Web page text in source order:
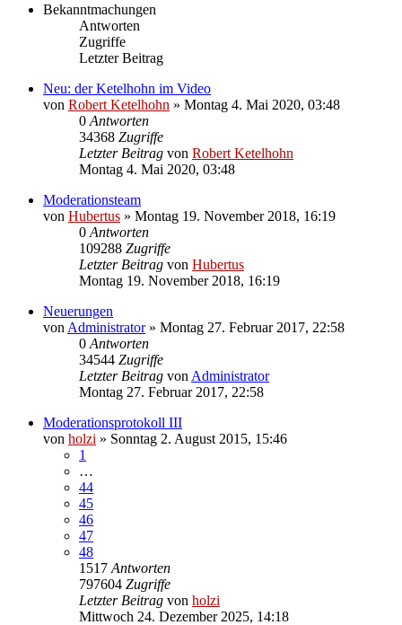
Bekanntmachungen
Antworten
Zugriffe
Letzter Beitrag
Neu: der Ketelhohn im Video
von Robert Ketelhohn » Montag 4. Mai 2020, 03:48
0 Antworten
34368 Zugriffe
Letzter Beitrag von Robert Ketelhohn
Montag 4. Mai 2020, 03:48
Moderationsteam
von Hubertus » Montag 19. November 2018, 16:19
0 Antworten
109288 Zugriffe
Letzter Beitrag von Hubertus
Montag 19. November 2018, 16:19
Neuerungen
von Administrator» Montag 27. Februar 2017, 22:58
0 Antworten
34544 Zugriffe
Letzter Beitrag von Administrator
Montag 27. Februar 2017, 22:58
Moderationsprotokoll III
von holzi » Sonntag 2. August 2015, 15:46
1
…
44
45
46
47
48
1517 Antworten
797604 Zugriffe
Letzter Beitrag von holzi
Mittwoch 24. Dezember 2025, 14:18